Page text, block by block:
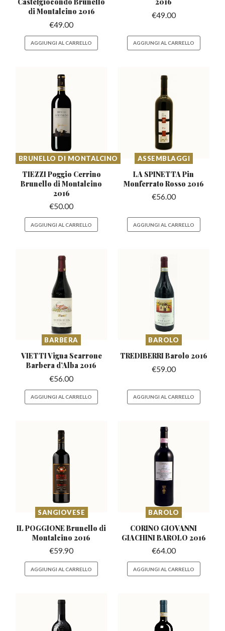
di Montalcino 2016
€49.00
AGGIUNGI AL CARRELLO
€49.00
AGGIUNGI AL CARRELLO
BRUNELLO DI MONTALCINO
TIEZZI Poggio Cerrino
Brunello di Montalcino
2016
€50.00
AGGIUNGI AL CARRELLO
ASSEMBLAGGI
LA SPINETTA Pin
Monferrato Rosso 2016
€56.00
AGGIUNGI AL CARRELLO
BARBERA
VIETTI Vigna Scarrone
Barbera d’Alba 2016
€56.00
AGGIUNGI AL CARRELLO
BAROLO
TREDIBERRI Barolo 2016
€59.00
AGGIUNGI AL CARRELLO
SANGIOVESE
IL POGGIONE Brunello di
Montalcino 2016
€59.90
AGGIUNGI AL CARRELLO
BAROLO
CORINO GIOVANNI
GIACHINIBAROLO 2016
€64.00
AGGIUNGI AL CARRELLO